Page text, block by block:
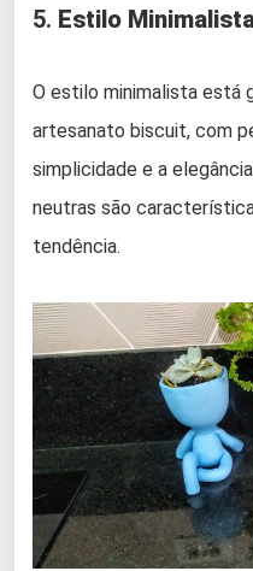
5. Estilo
O estilo minimalista está
artesanato biscuit, com
simplicidade e a
neutras são
tendência.